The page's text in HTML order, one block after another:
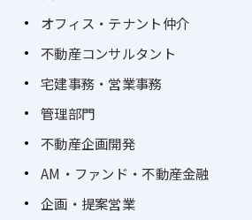
オフィス・テナント仲介
不動産コンサルタント
宅建事務・営業事務
管理部門
不動産企画開発
AM・ファンド・不動産金融
企画・提案営業